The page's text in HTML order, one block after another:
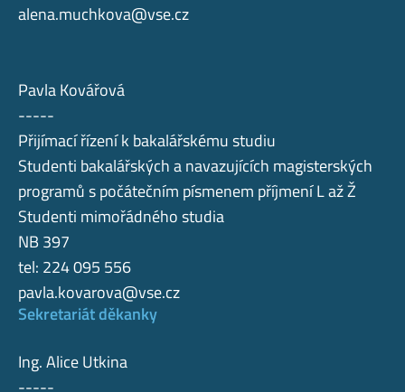
alena.muchkova@vse.cz
Pavla Kovářová
-----
Přijímací řízení k bakalářskému studiu
Studenti bakalářských a navazujících magisterských
programů s počátečním písmenem příjmení L až Ž
Studenti mimořádného studia
NB 397
tel: 224 095 556
pavla.kovarova@vse.cz
Sekretariát děkanky
Ing. Alice Utkina
-----